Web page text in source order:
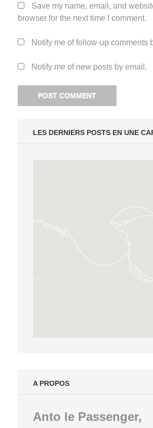
Save my name, email, and
browser for the next time I comment.
Notify me of follow-up comments
Notify me of new posts by email.
LES DERNIERS POSTS EN UNE
A PROPOS
Anto le Passenger,